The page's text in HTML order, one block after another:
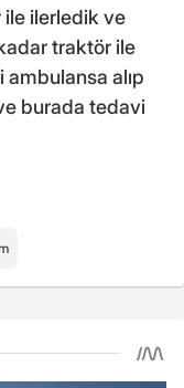
ile ilerledik ve
traktör ile
alıp
burada tedavi